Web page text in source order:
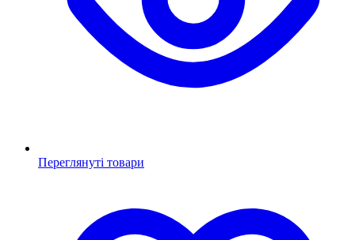
Переглянуті товари